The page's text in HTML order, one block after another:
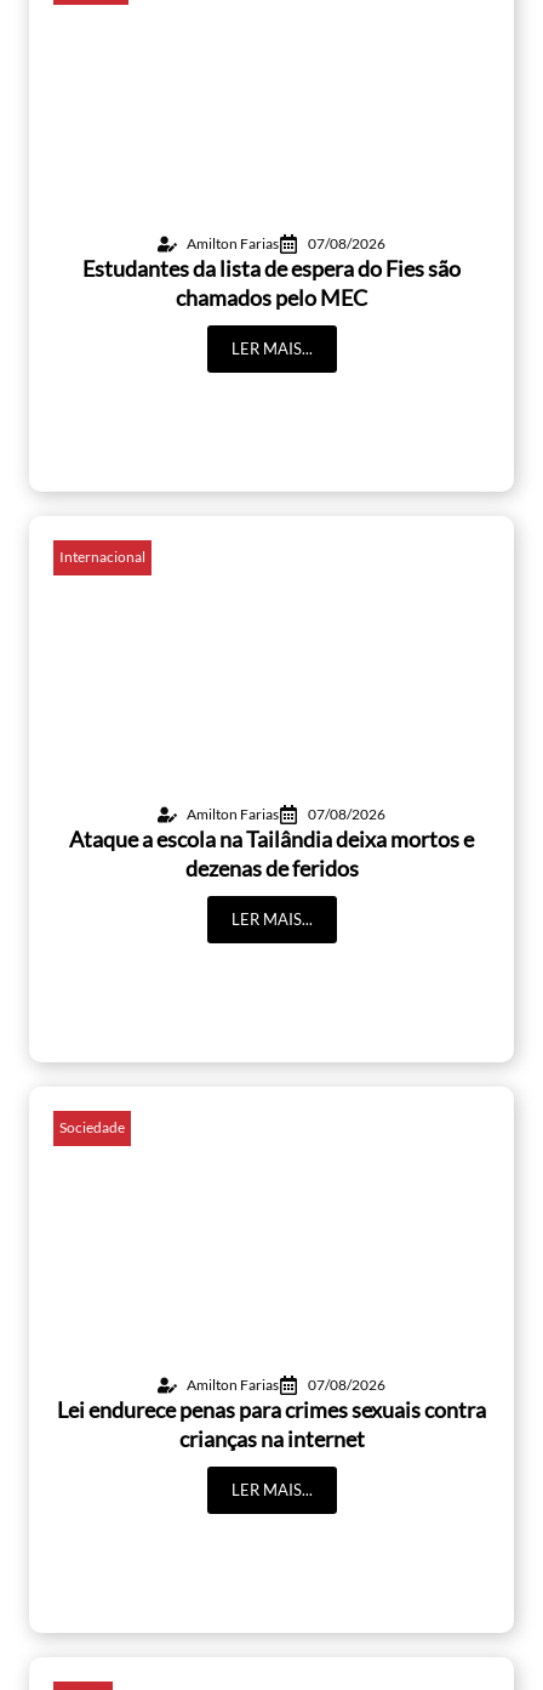
Amilton Farias 07/08/2026
Estudantes da lista de espera do Fies são
chamados pelo MEC
LER MAIS...
Internacional
Amilton Farias 07/08/2026
Ataque a escola na Tailândia deixa mortos e
dezenas de feridos
LER MAIS...
Sociedade
Amilton Farias 07/08/2026
Lei endurece penas para crimes sexuais contra
crianças na internet
LER MAIS...